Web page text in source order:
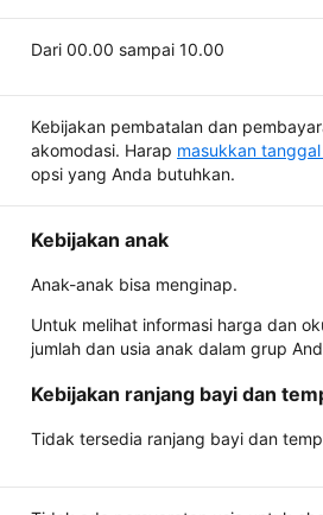
Dari 00.00 sampai 10.00
Kebijakan pembatalan dan
akomodasi. Harap masukkan
opsi yang Anda butuhkan.
Kebijakan anak
Anak-anak bisa menginap.
Untuk melihat informasi harga dan
jumlah dan usia anak dalam grup
Kebijakan ranjang bayi dan
Tidak tersedia ranjang bayi dan